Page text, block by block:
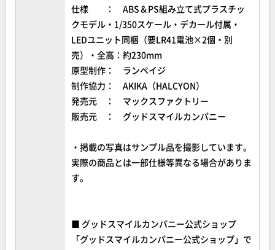
仕様 ： ABS＆PS組み立て式プラスチッ
クモデル・1/350スケール・デカール付属・
LEDユニット同梱（要LR41電池×2個・別
売）・全高：約230mm
原型制作： ランペイジ
制作協力： AKIKA（HALCYON）
発売元 ： マックスファクトリー
販売元 ： グッドスマイルカンパニー
・掲載の写真はサンプル品を撮影しています。
実際の商品とは一部仕様等異なる場合がありま
す。
■ グッドスマイルカンパニー公式ショップ
「グッドスマイルカンパニー公式ショップ」で